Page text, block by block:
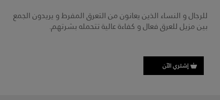
للرجال و النساء الذين يعانون من التعرق المفرط و يريدون الجمع
بين مزيل للعرق فعال و كفاءة عالية تتحمله بشرتهم.
إشتري الآن